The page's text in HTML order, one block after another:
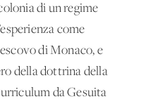
di un regime
come
di Monaco, e
della dottrina della
da Gesuita